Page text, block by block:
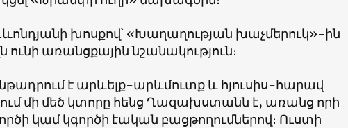
խոսքով՝ «Խաղաղության խաչմերուկ»-ին
առանցքային նշանակություն։
է արևելք-արևմուտք և հյուսիս-հարավ
մի մեծ կտորը հենց Ղազախստանն է, առանց որի
կամ կգործի էական բացթողումներով։ Ուստի